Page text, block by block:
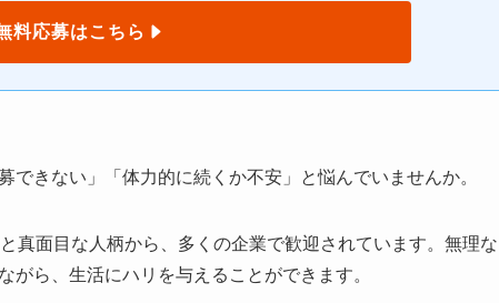
料応募はこちら
できない」「体力的に続くか不安」と悩んでいませんか。
真面目な人柄から、多くの企業で歓迎されています。無理な
がら、生活にハリを与えることができます。